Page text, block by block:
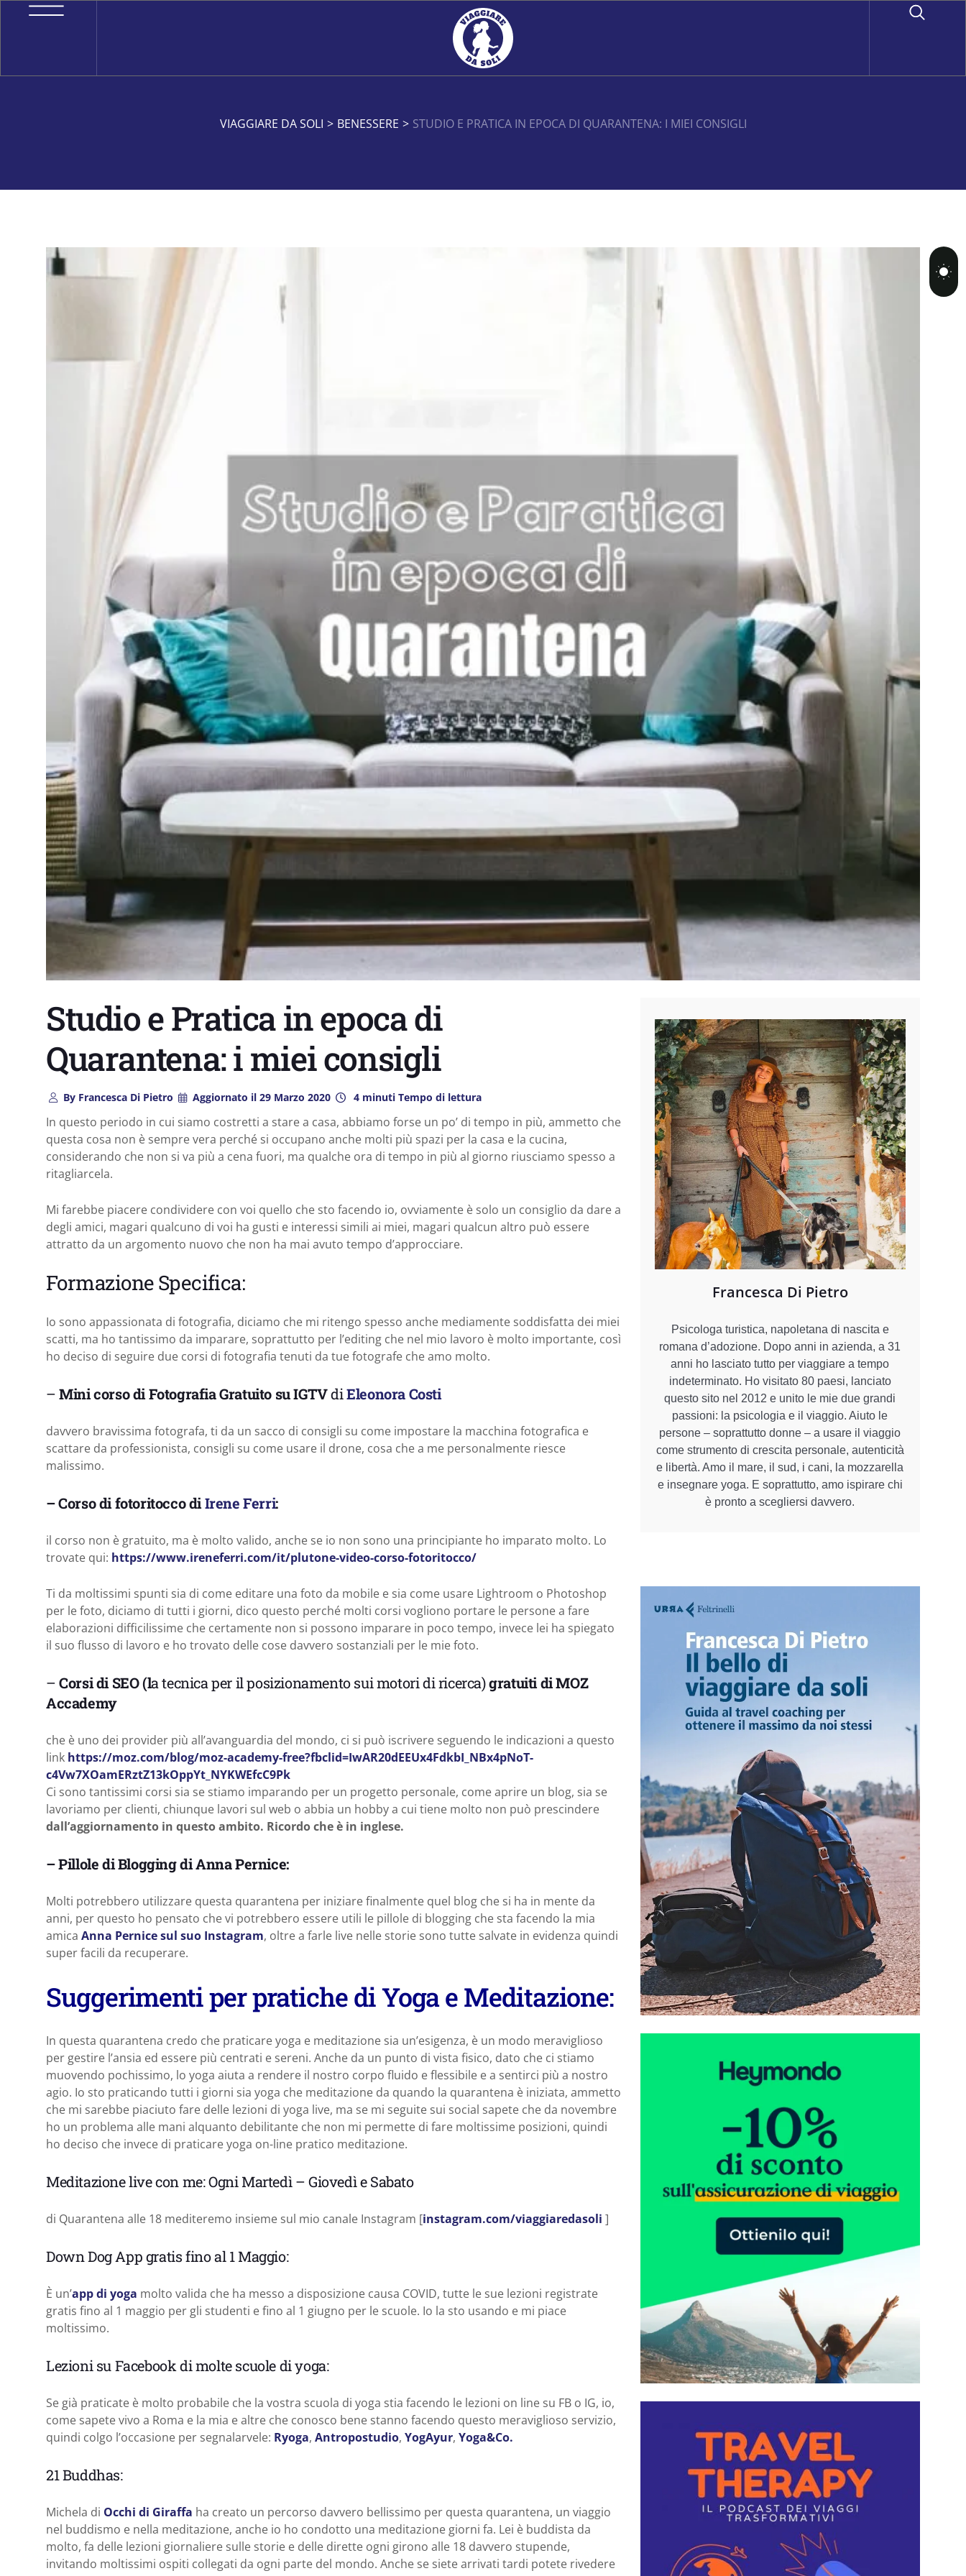
VIAGGIARE DA SOLI > BENESSERE > STUDIO E PRATICA IN EPOCA DI QUARANTENA: I MIEI CONSIGLI
Studio e Pratica in epoca di
Quarantena: i miei consigli
ByFrancesca Di Pietro Aggiornato il 29 Marzo 2020 4 minuti Tempo di lettura
In questo periodo in cui siamo costretti a stare a casa, abbiamo forse un po’ di tempo in più, ammetto che
questa cosa non è sempre vera perché si occupano anche molti più spazi per la casa e la cucina,
considerando che non si va più a cena fuori, ma qualche ora di tempo in più al giorno riusciamo spesso a
ritagliarcela.
Mi farebbe piacere condividere con voi quello che sto facendo io, ovviamente è solo un consiglio da dare a
degli amici, magari qualcuno di voi ha gusti e interessi simili ai miei, magari qualcun altro può essere
attratto da un argomento nuovo che non ha mai avuto tempo d’approcciare.
Formazione Specifica:
Io sono appassionata di fotografia, diciamo che mi ritengo spesso anche mediamente soddisfatta dei miei
scatti, ma ho tantissimo da imparare, soprattutto per l’editing che nel mio lavoro è molto importante, così
ho deciso di seguire due corsi di fotografia tenuti da tue fotografe che amo molto.
–Mini corso di Fotografia Gratuito su IGTVdiEleonora Costi
davvero bravissima fotografa, ti da un sacco di consigli su come impostare la macchina fotografica e
scattare da professionista, consigli su come usare il drone, cosa che a me personalmente riesce
malissimo.
– Corso di fotoritocco diIrene Ferri:
il corso non è gratuito, ma è molto valido, anche se io non sono una principiante ho imparato molto. Lo
trovate qui: https://www.ireneferri.com/it/plutone-video-corso-fotoritocco/
Ti da moltissimi spunti sia di come editare una foto da mobile e sia come usare Lightroom o Photoshop
per le foto, diciamo di tutti i giorni, dico questo perché molti corsi vogliono portare le persone a fare
elaborazioni difficilissime che certamente non si possono imparare in poco tempo, invece lei ha spiegato
il suo flusso di lavoro e ho trovato delle cose davvero sostanziali per le mie foto.
–Corsi di SEO (la tecnica per il posizionamento sui motori di ricerca)gratuiti di MOZ
Accademy
che è uno dei provider più all’avanguardia del mondo, ci si può iscrivere seguendo le indicazioni a questo
link https://moz.com/blog/moz-academy-free?fbclid=IwAR20dEEUx4FdkbI_NBx4pNoT-
c4Vw7XOamERztZ13kOppYt_NYKWEfcC9Pk
Ci sono tantissimi corsi sia se stiamo imparando per un progetto personale, come aprire un blog, sia se
lavoriamo per clienti, chiunque lavori sul web o abbia un hobby a cui tiene molto non può prescindere
dall’aggiornamento in questo ambito. Ricordo che è in inglese.
– Pillole di Blogging di Anna Pernice:
Molti potrebbero utilizzare questa quarantena per iniziare finalmente quel blog che si ha in mente da
anni, per questo ho pensato che vi potrebbero essere utili le pillole di blogging che sta facendo la mia
amica Anna Pernice sul suo Instagram, oltre a farle live nelle storie sono tutte salvate in evidenza quindi
super facili da recuperare.
Suggerimenti per pratiche di Yoga e Meditazione:
In questa quarantena credo che praticare yoga e meditazione sia un’esigenza, è un modo meraviglioso
per gestire l’ansia ed essere più centrati e sereni. Anche da un punto di vista fisico, dato che ci stiamo
muovendo pochissimo, lo yoga aiuta a rendere il nostro corpo fluido e flessibile e a sentirci più a nostro
agio. Io sto praticando tutti i giorni sia yoga che meditazione da quando la quarantena è iniziata, ammetto
che mi sarebbe piaciuto fare delle lezioni di yoga live, ma se mi seguite sui social sapete che da novembre
ho un problema alle mani alquanto debilitante che non mi permette di fare moltissime posizioni, quindi
ho deciso che invece di praticare yoga on-line pratico meditazione.
Meditazione live con me: Ogni Martedì – Giovedì e Sabato
di Quarantena alle 18 mediteremo insieme sul mio canale Instagram [instagram.com/viaggiaredasoli ]
Down Dog App gratis fino al 1 Maggio:
È un’app di yoga molto valida che ha messo a disposizione causa COVID, tutte le sue lezioni registrate
gratis fino al 1 maggio per gli studenti e fino al 1 giugno per le scuole. Io la sto usando e mi piace
moltissimo.
Lezioni su Facebook di molte scuole di yoga:
Se già praticate è molto probabile che la vostra scuola di yoga stia facendo le lezioni on line su FB o IG, io,
come sapete vivo a Roma e la mia e altre che conosco bene stanno facendo questo meraviglioso servizio,
quindi colgo l’occasione per segnalarvele: Ryoga, Antropostudio, YogAyur, Yoga&Co.
21 Buddhas:
Michela di Occhi di Giraffa ha creato un percorso davvero bellissimo per questa quarantena, un viaggio
nel buddismo e nella meditazione, anche io ho condotto una meditazione giorni fa. Lei è buddista da
molto, fa delle lezioni giornaliere sulle storie e delle dirette ogni girono alle 18 davvero stupende,
invitando moltissimi ospiti collegati da ogni parte del mondo. Anche se siete arrivati tardi potete rivedere
Francesca Di Pietro
Psicologa turistica, napoletana di nascita e
romana d’adozione. Dopo anni in azienda, a 31
anni ho lasciato tutto per viaggiare a tempo
indeterminato. Ho visitato 80 paesi, lanciato
questo sito nel 2012 e unito le mie due grandi
passioni: la psicologia e il viaggio. Aiuto le
persone – soprattutto donne – a usare il viaggio
come strumento di crescita personale, autenticità
e libertà. Amo il mare, il sud, i cani, la mozzarella
e insegnare yoga. E soprattutto, amo ispirare chi
è pronto a scegliersi davvero.